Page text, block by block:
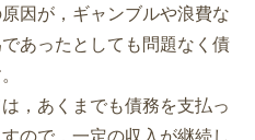
因が，ギャンブルや浪費な
あったとしても問題なく債
あくまでも債務を支払っ
ので，一定の収入が継続し